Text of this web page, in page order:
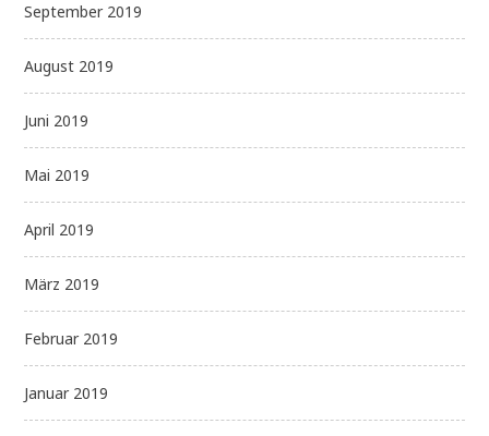
September 2019
August 2019
Juni 2019
Mai 2019
April 2019
März 2019
Februar 2019
Januar 2019